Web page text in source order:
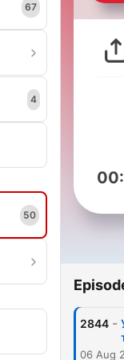
67
4
50
2844 -
06 Aug